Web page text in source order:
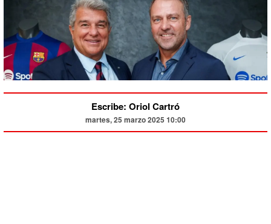
Escribe: Oriol Cartró
martes, 25 marzo 2025 10:00